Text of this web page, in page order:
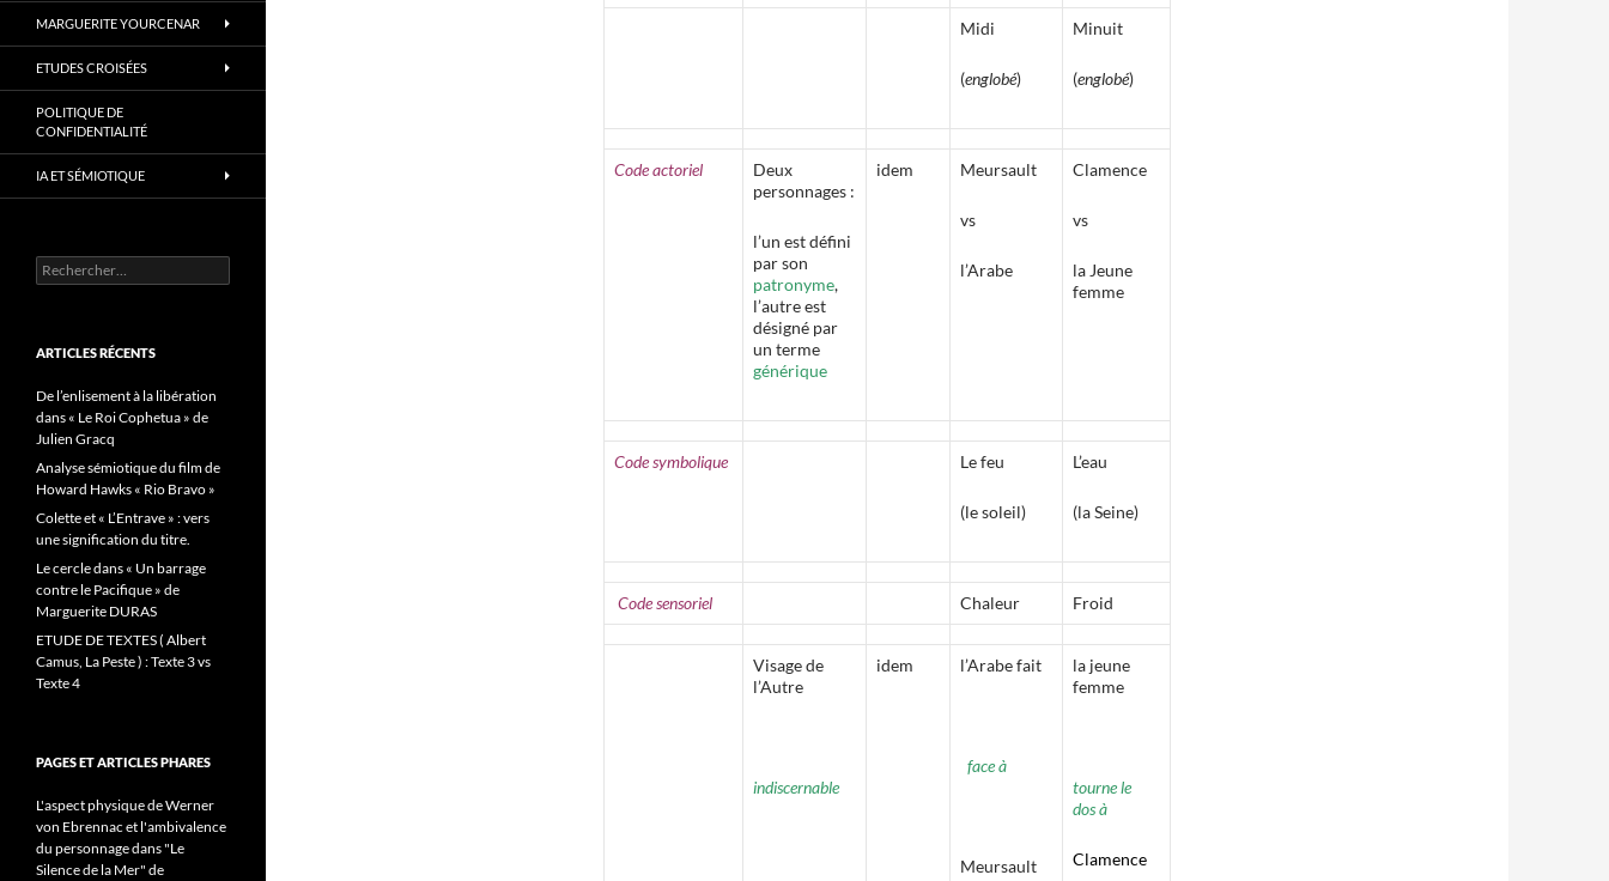
Midi
(englobé)
Minuit
(englobé)
Code actoriel
Deux
personnages :
l’un est défini
par son
patronyme,
l’autre est
désigné par
un terme
générique
idem Meursault
vs
l’Arabe
Clamence
vs
la Jeune
femme
Code symbolique Le feu
(le soleil)
L’eau
(la Seine)
Code sensoriel Chaleur Froid
Visage de
l’Autre
indiscernable
idem l’Arabe fait
face à
Meursault
la jeune
femme
tourne le
dos à
Clamence
MARGUERITE YOURCENAR
ETUDES CROISÉES
POLITIQUE DE
CONFIDENTIALITÉ
IA ET SÉMIOTIQUE
Rechercher :
ARTICLES RÉCENTS
De l’enlisement à la libération
dans « Le Roi Cophetua » de
Julien Gracq
Analyse sémiotique du film de
Howard Hawks « Rio Bravo »
Colette et « L’Entrave » : vers
une signification du titre.
Le cercle dans « Un barrage
contre le Pacifique » de
Marguerite DURAS
ETUDE DE TEXTES ( Albert
Camus, La Peste ) : Texte 3 vs
Texte 4
PAGES ET ARTICLES PHARES
L'aspect physique de Werner
von Ebrennac et l'ambivalence
du personnage dans "Le
Silence de la Mer" de